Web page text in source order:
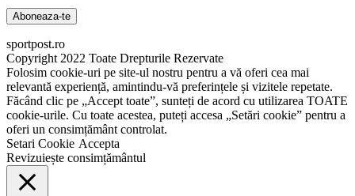
sportpost.ro
Copyright 2022 Toate Drepturile Rezervate
Folosim cookie-uri pe site-ul nostru pentru a vă oferi cea mai
relevantă experiență, amintindu-vă preferințele și vizitele repetate.
Făcând clic pe „Accept toate”, sunteți de acord cu utilizarea TOATE
cookie-urile. Cu toate acestea, puteți accesa „Setări cookie” pentru a
oferi un consimțământ controlat.
Setari Cookie Accepta
Revizuiește consimțământul